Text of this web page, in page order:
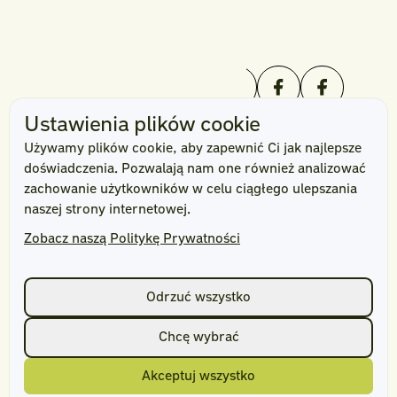
O nas
Ustawienia plików cookie
Używamy plików cookie, aby zapewnić Ci jak najlepsze
doświadczenia. Pozwalają nam one również analizować
zachowanie użytkowników w celu ciągłego ulepszania
naszej strony internetowej.
Zobacz naszą Politykę Prywatności
Odrzuć wszystko
Chcę wybrać
Akceptuj wszystko